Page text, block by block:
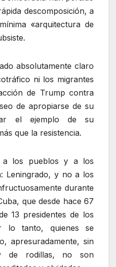
descomposición, a
«arquitectura de
absolutamente claro
ni los migrantes
de Trump contra
de apropiarse de su
el ejemplo de su
que la resistencia.
a los pueblos y a los
Leningrado, y no a los
durante
que desde hace 67
13 presidentes de los
lo tanto, quienes se
apresuradamente, sin
de rodillas, no son